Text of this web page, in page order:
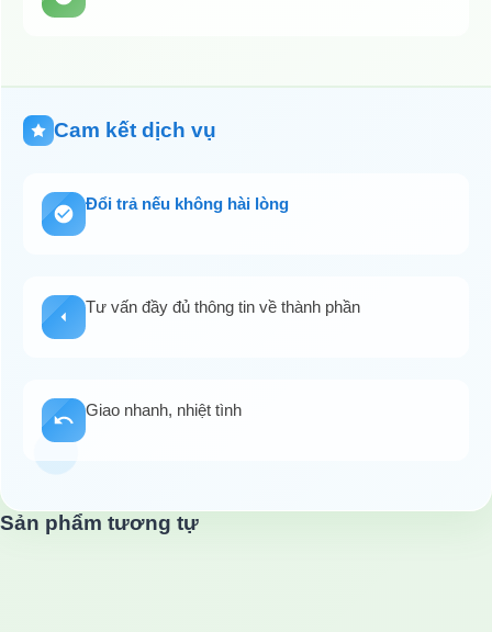
Cam kết dịch vụ
Đổi trả nếu không hài lòng
Tư vấn đầy đủ thông tin về thành phần
Giao nhanh, nhiệt tình
Sản phẩm tương tự